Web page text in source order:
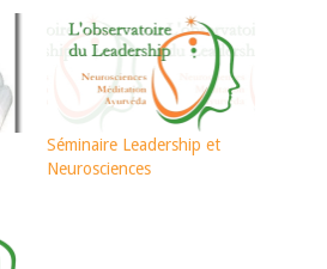
Séminaire Leadership et
Neurosciences